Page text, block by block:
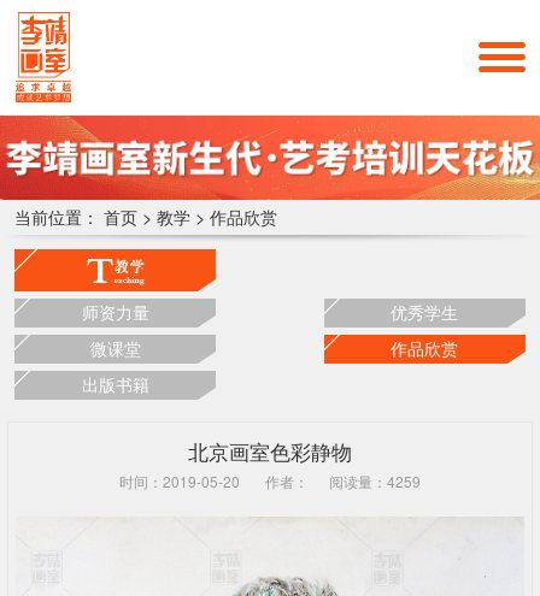
当前位置： 首页 > 教学 > 作品欣赏
师资力量
优秀学生
微课堂
作品欣赏
出版书籍
北京画室色彩静物
时间：2019-05-20 作者： 阅读量：4259